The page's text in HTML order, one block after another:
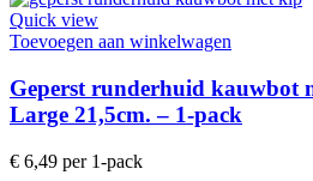
Quick view
Toevoegen aan winkelwagen
Geperst runderhuid kauwbot
Large 21,5cm. – 1-pack
€ 6,49 per 1-pack